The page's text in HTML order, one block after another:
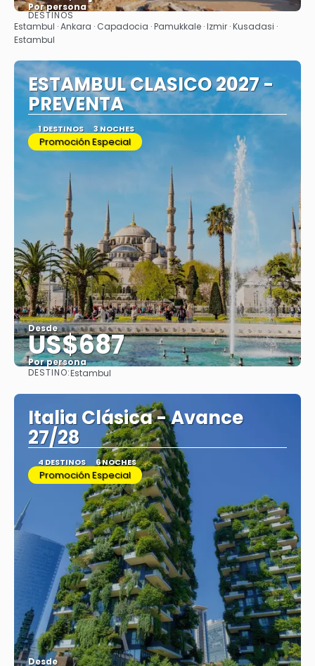
Por persona
Ver
DESTINOS
Estambul · Ankara · Capadocia · Pamukkale · Izmir · Kusadasi ·
Estambul
ESTAMBUL CLASICO 2027 -
PREVENTA
1 DESTINOS 3 NOCHES
Promoción Especial
Desde
US$687
Por persona
DESTINO:Estambul
Italia Clásica - Avance
27/28
4 DESTINOS 6 NOCHES
Promoción Especial
Desde